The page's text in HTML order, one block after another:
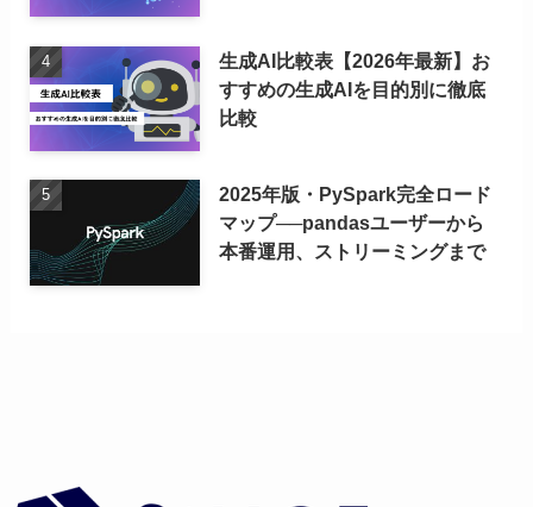
生成AI比較表【2026年最新】お
すすめの生成AIを目的別に徹底
比較
2025年版・PySpark完全ロード
マップ──pandasユーザーから
本番運用、ストリーミングまで